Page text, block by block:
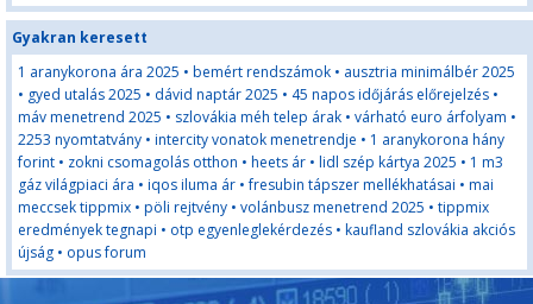
Gyakran keresett
1 aranykorona ára 2025 • bemért rendszámok • ausztria minimálbér 2025
• gyed utalás 2025 • dávid naptár 2025 • 45 napos időjárás előrejelzés •
máv menetrend 2025 • szlovákia méh telep árak • várható euro árfolyam •
2253 nyomtatvány • intercity vonatok menetrendje • 1 aranykorona hány
forint • zokni csomagolás otthon • heets ár • lidl szép kártya 2025 • 1 m3
gáz világpiaci ára • iqos iluma ár •fresubin tápszer mellékhatásai • mai
meccsek tippmix • pöli rejtvény • volánbusz menetrend 2025 • tippmix
eredmények tegnapi • otp egyenleglekérdezés • kaufland szlovákia akciós
újság • opus forum